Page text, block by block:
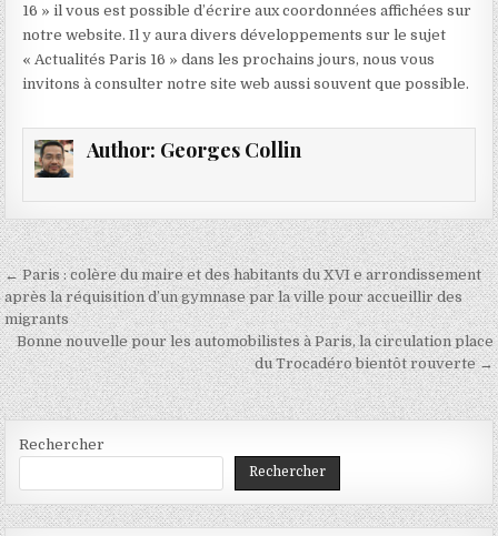
16 » il vous est possible d’écrire aux coordonnées affichées sur
notre website. Il y aura divers développements sur le sujet
« Actualités Paris 16 » dans les prochains jours, nous vous
invitons à consulter notre site web aussi souvent que possible.
Author: Georges Collin
Navigation
de
l’article
← Paris : colère du maire et des habitants du XVI e arrondissement
après la réquisition d’un gymnase par la ville pour accueillir des
migrants
Bonne nouvelle pour les automobilistes à Paris, la circulation place
du Trocadéro bientôt rouverte →
Rechercher
Rechercher